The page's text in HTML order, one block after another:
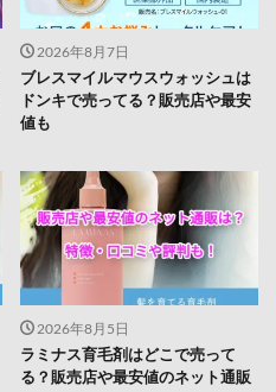
2026年8月7日
ブレスマイルマウスウォッシュは
ドンキで売ってる？販売店や最安
値も
2026年8月5日
ラミナス育毛剤はどこで売って
る？販売店や最安値のネット通販